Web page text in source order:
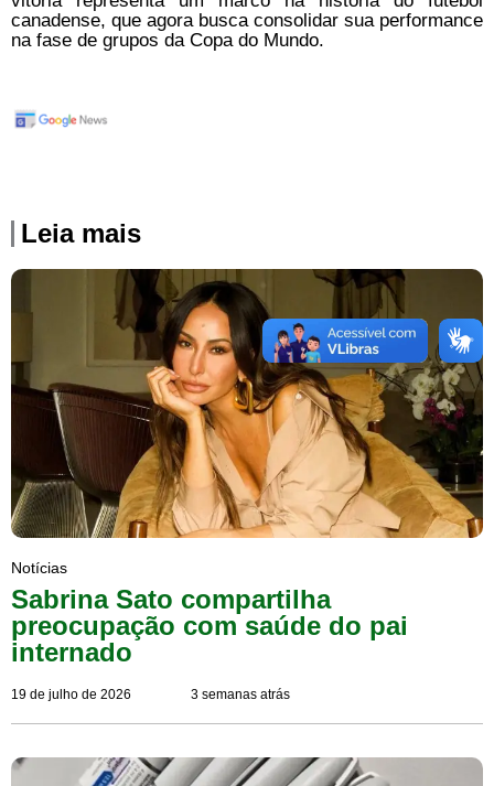
canadense, que agora busca consolidar sua performance
na fase de grupos da Copa do Mundo.
Leia mais
Notícias
Sabrina Sato compartilha
preocupação com saúde do pai
internado
19 de julho de 2026 3 semanas atrás